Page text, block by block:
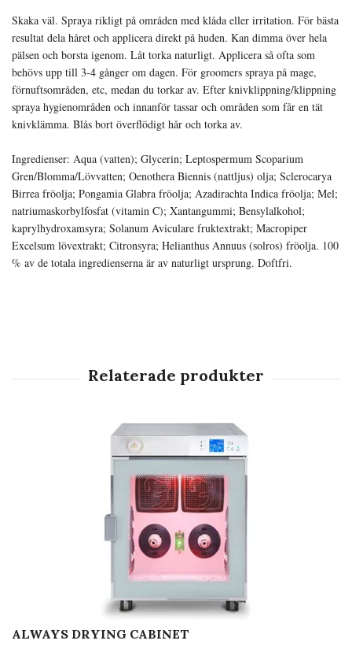
Skaka väl. Spraya rikligt på områden med klåda eller irritation. För bästa
resultat dela håret och applicera direkt på huden. Kan dimma över hela
pälsen och borsta igenom. Låt torka naturligt. Applicera så ofta som
behövs upp till 3-4 gånger om dagen. För groomers spraya på mage,
förnuftsområden, etc, medan du torkar av. Efter knivklippning/klippning
spraya hygienområden och innanför tassar och områden som får en tät
knivklämma. Blås bort överflödigt hår och torka av.
Ingredienser: Aqua (vatten); Glycerin; Leptospermum Scoparium
Gren/Blomma/Lövvatten; Oenothera Biennis (nattljus) olja; Sclerocarya
Birrea fröolja; Pongamia Glabra fröolja; Azadirachta Indica fröolja; Mel;
natriumaskorbylfosfat (vitamin C); Xantangummi; Bensylalkohol;
kaprylhydroxamsyra; Solanum Aviculare fruktextrakt; Macropiper
Excelsum lövextrakt; Citronsyra; Helianthus Annuus (solros) fröolja. 100
% av de totala ingredienserna är av naturligt ursprung. Doftfri.
ALWAYS DRYING CABINET